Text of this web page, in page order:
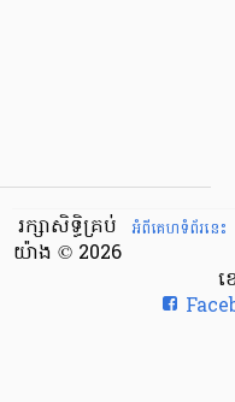
អំពីគេហទំព័រនេះ
រក្សាសិទ្ធិគ្រប់
យ៉ាង © 2026